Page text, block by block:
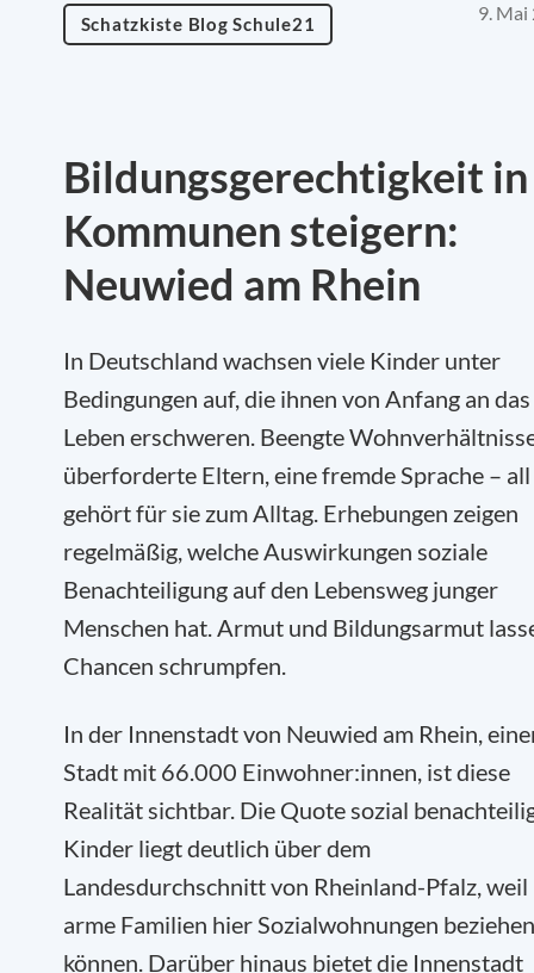
Schatzkiste Blog Schule21 9. Mai
Bildungsgerechtigkeit in
Kommunen steigern:
Neuwied am Rhein
In Deutschland wachsen viele Kinder unter
Bedingungen auf, die ihnen von Anfang an das
Leben erschweren. Beengte
überforderte Eltern, eine fremde Sprache – all
gehört für sie zum Alltag. Erhebungen zeigen
regelmäßig, welche Auswirkungen soziale
Benachteiligung auf den Lebensweg junger
Menschen hat. Armut und Bildungsarmut
Chancen schrumpfen.
In der Innenstadt von Neuwied am Rhein,
Stadt mit 66.000 Einwohner:innen, ist diese
Realität sichtbar. Die Quote sozial
Kinder liegt deutlich über dem
Landesdurchschnitt von Rheinland-Pfalz, weil
arme Familien hier Sozialwohnungen beziehen
können. Darüber hinaus bietet die Innenstadt